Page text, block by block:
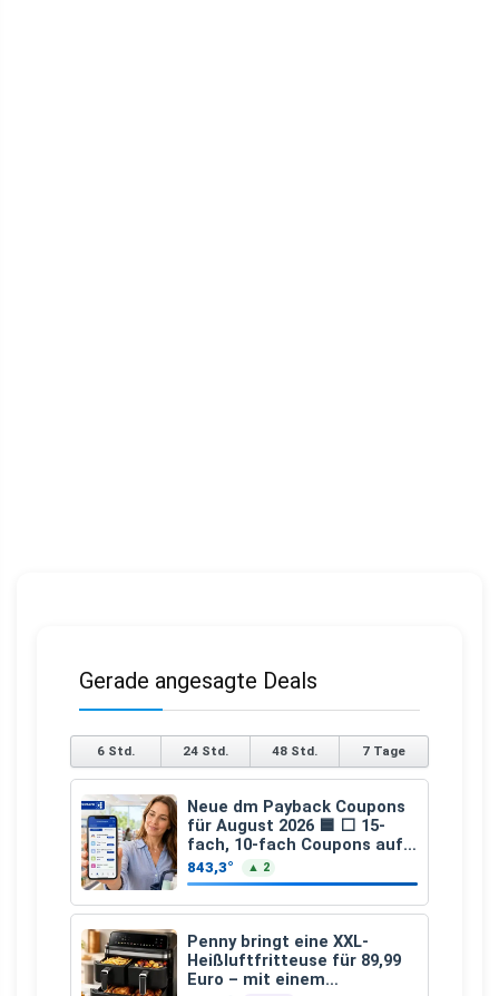
Gerade angesagte Deals
6 Std. 24 Std. 48 Std. 7 Tage
Neue dm Payback Coupons
für August 2026 🟦 ⬜ 15-
fach, 10-fach Coupons auf
den gesamten Einkauf ab 2
€
843,3° ▲ 2
Penny bringt eine XXL-
Heißluftfritteuse für 89,99
Euro – mit einem